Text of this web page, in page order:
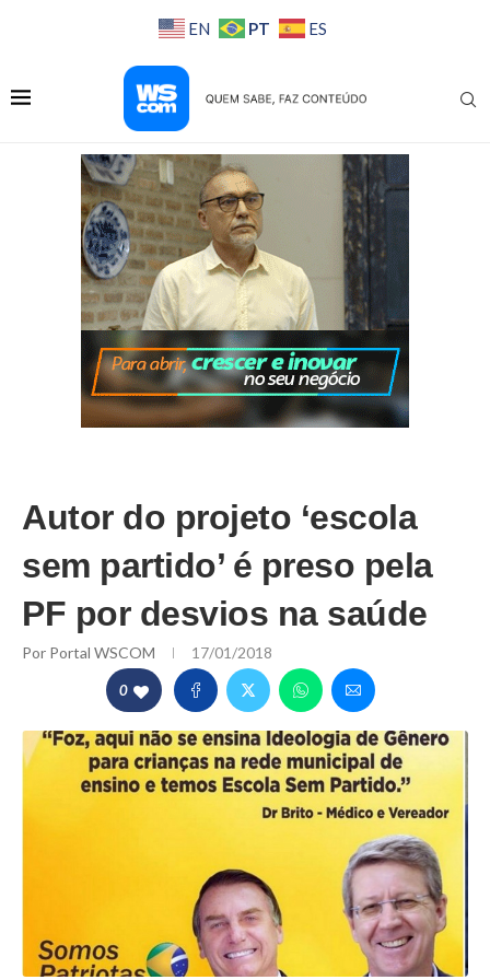
EN PT ES
Autor do projeto ‘escola
sem partido’ é preso pela
PF por desvios na saúde
Por Portal WSCOM 17/01/2018
0